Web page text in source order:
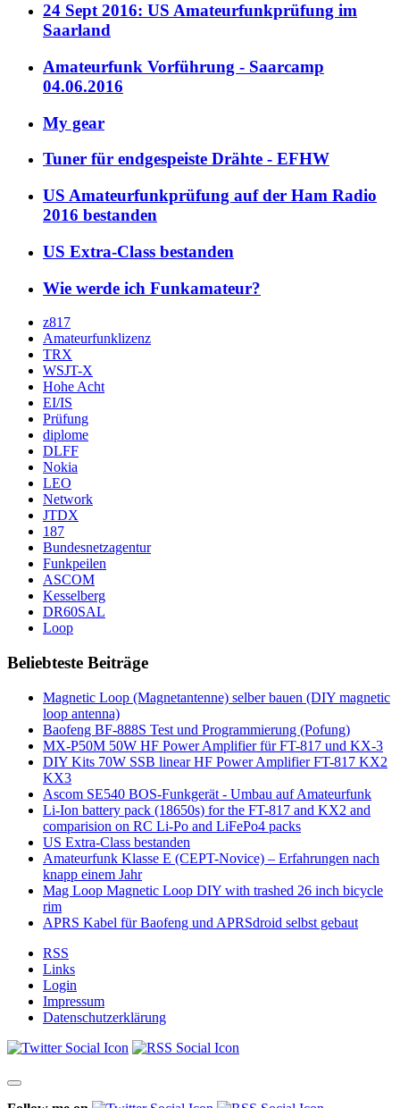
24 Sept 2016: US Amateurfunkprüfung im
Saarland
Amateurfunk Vorführung - Saarcamp
04.06.2016
My gear
Tuner für endgespeiste Drähte - EFHW
US Amateurfunkprüfung auf der Ham Radio
2016 bestanden
US Extra-Class bestanden
Wie werde ich Funkamateur?
z817
Amateurfunklizenz
TRX
WSJT-X
Hohe Acht
EI/IS
Prüfung
diplome
DLFF
Nokia
LEO
Network
JTDX
187
Bundesnetzagentur
Funkpeilen
ASCOM
Kesselberg
DR60SAL
Loop
Beliebteste Beiträge
Magnetic Loop (Magnetantenne) selber bauen (DIY magnetic
loop antenna)
Baofeng BF-888S Test und Programmierung (Pofung)
MX-P50M 50W HF Power Amplifier für FT-817 und KX-3
DIY Kits 70W SSB linear HF Power Amplifier FT-817 KX2
KX3
Ascom SE540 BOS-Funkgerät - Umbau auf Amateurfunk
Li-Ion battery pack (18650s) for the FT-817 and KX2 and
comparision on RC Li-Po and LiFePo4 packs
US Extra-Class bestanden
Amateurfunk Klasse E (CEPT-Novice) – Erfahrungen nach
knapp einem Jahr
Mag Loop Magnetic Loop DIY with trashed 26 inch bicycle
rim
APRS Kabel für Baofeng und APRSdroid selbst gebaut
RSS
Links
Login
Impressum
Datenschutzerklärung